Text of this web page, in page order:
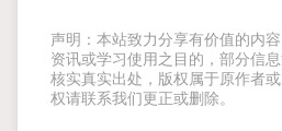
声明：本站致力分享有价值的内
资讯或学习使用之目的，部分信
核实真实出处，版权属于原作者
权请联系我们更正或删除。